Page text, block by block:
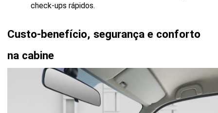
check-ups rápidos.
Custo-benefício, segurança e conforto
na cabine